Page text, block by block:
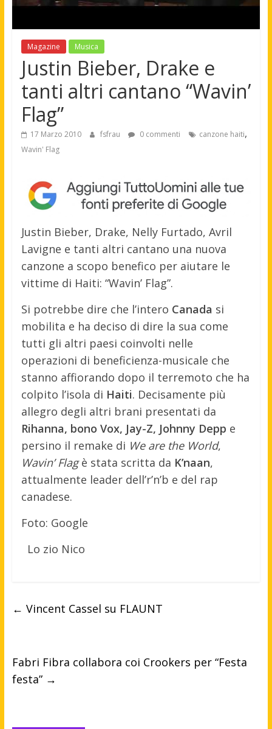
Magazine Musica
Justin Bieber, Drake e
tanti altri cantano “Wavin’
Flag”
17 Marzo 2010 fsfrau 0 commenti canzone haiti,
Wavin' Flag
Justin Bieber, Drake, Nelly Furtado, Avril
Lavigne e tanti altri cantano una nuova
canzone a scopo benefico per aiutare le
vittime di Haiti: “Wavin’ Flag”.
Si potrebbe dire che l’intero Canada si
mobilita e ha deciso di dire la sua come
tutti gli altri paesi coinvolti nelle
operazioni di beneficienza-musicale che
stanno affiorando dopo il terremoto che ha
colpito l’isola di Haiti. Decisamente più
allegro degli altri brani presentati da
Rihanna, bono Vox, Jay-Z, Johnny Depp e
persino il remake di We are the World,
Wavin’ Flagè stata scritta da K’naan,
attualmente leader dell’r’n’b e del rap
canadese.
Foto: Google
Lo zio Nico
← Vincent Cassel su FLAUNT
Fabri Fibra collabora coi Crookers per “Festa
festa” →